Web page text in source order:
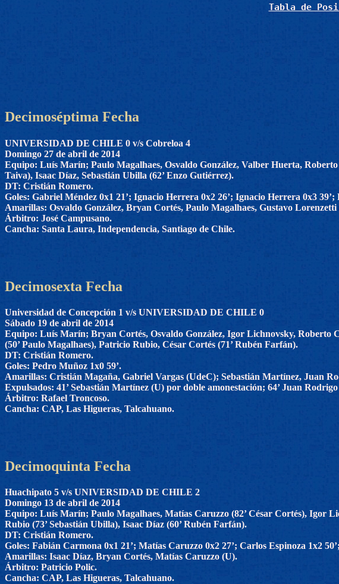
Tabla de
Decimoséptima Fecha
UNIVERSIDAD DE CHILE 0 v/s Cobreloa 4
Domingo 27 de abril de 2014
Equipo: Luís Marín; Paulo Magalhaes, Osvaldo González, Valber Huerta,
Taiva), Isaac Díaz, Sebastián Ubilla (62’ Enzo Gutiérrez).
DT: Cristián Romero.
Goles: Gabriel Méndez 0x1 21’; Ignacio Herrera 0x2 26’; Ignacio Herrera 0x3 39’;
Amarillas: Osvaldo González, Bryan Cortés, Paulo Magalhaes, Gustavo
Árbitro: José Campusano.
Cancha: Santa Laura, Independencia, Santiago de Chile.
Decimosexta Fecha
Universidad de Concepción 1 v/s UNIVERSIDAD DE CHILE 0
Sábado 19 de abril de 2014
Equipo: Luís Marín; Bryan Cortés, Osvaldo González, Igor Lichnovsky, Roberto
(50’ Paulo Magalhaes), Patricio Rubio, César Cortés (71’ Rubén Farfán).
DT: Cristián Romero.
Goles: Pedro Muñoz 1x0 59’.
Amarillas: Cristián Magaña, Gabriel Vargas (UdeC); Sebastián Martínez, Juan
Expulsados: 41’ Sebastián Martínez (U) por doble amonestación; 64’ Juan
Árbitro: Rafael Troncoso.
Cancha: CAP, Las Higueras, Talcahuano.
Decimoquinta Fecha
Huachipato 5 v/s UNIVERSIDAD DE CHILE 2
Domingo 13 de abril de 2014
Equipo: Luís Marín; Paulo Magalhaes, Matías Caruzzo (82’ César Cortés), Igor
Rubio (73’ Sebastián Ubilla), Isaac Díaz (60’ Rubén Farfán).
DT: Cristián Romero.
Goles: Fabián Carmona 0x1 21’; Matías Caruzzo 0x2 27’; Carlos Espinoza 1x2
Amarillas: Isaac Díaz, Bryan Cortés, Matías Caruzzo (U).
Árbitro: Patricio Polic.
Cancha: CAP, Las Higueras, Talcahuano.